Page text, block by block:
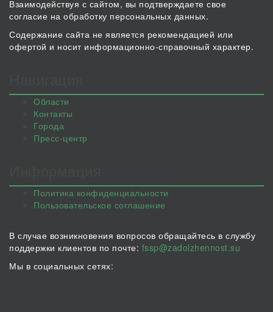
Взаимодействуя с сайтом, вы подтверждаете свое
согласие на обработку персональных данных.
Содержание сайта не является рекомендацией или
офертой и носит информационно-справочный характер.
Области
Контакты
Города
Пресс-центр
Политика конфиденциальности
Пользовательское соглашение
В случае возникновения вопросов обращайтесь в службу
поддержки клиентов по почте: fssp@zadolzhennost.su
Мы в социальных сетях: